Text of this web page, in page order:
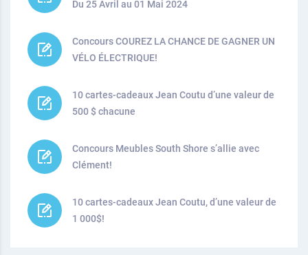
Du 25 Avril au 01 Mai 2024
Concours COUREZ LA CHANCE DE GAGNER UN
VÉLO ÉLECTRIQUE!
10 cartes-cadeaux Jean Coutu d’une valeur de
500 $ chacune
Concours Meubles South Shore s’allie avec
Clément!
10 cartes-cadeaux Jean Coutu, d’une valeur de
1 000$!